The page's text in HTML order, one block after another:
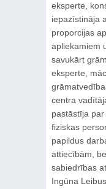
eksperte,
iepazīstināja
proporcijas
apliekamiem
savukārt
eksperte,
centra
pastāstīja
fiziskas
papildus
attiecībām,
sabiedrības
Ingūna